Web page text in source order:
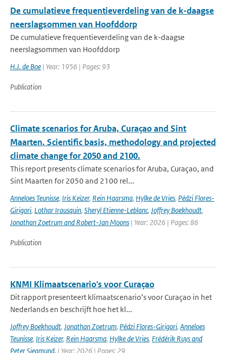
De cumulatieve frequentieverdeling van de k-daagse
neerslagsommen van Hoofddorp
De cumulatieve frequentieverdeling van de k-daagse
neerslagsommen van Hoofddorp
H.J. de Boe | Year: 1956 | Pages: 93
Publication
Climate scenarios for Aruba, Curaçao and Sint
Maarten. Scientific basis, methodology and projected
climate change for 2050 and 2100.
This report presents climate scenarios for Aruba, Curaçao, and
Sint Maarten for 2050 and 2100 rel...
Anneloes Teunisse, Iris Keizer, Rein Haarsma, Hylke de Vries, Pédzi Flores-
Girigori, Lothar Irausquin, Sheryl Etienne-Leblanc, Joffrey Boekhoudt,
Jonathan Zoetrum and Robert-Jan Moons | Year: 2026 | Pages: 86
Publication
KNMI Klimaatscenario's voor Curaçao
Dit rapport presenteert klimaatscenario’s voor Curaçao in het
Nederlands en beschrijft hoe het kl...
Joffrey Boekhoudt, Jonathan Zoetrum, Pédzi Flores-Girigori, Anneloes
Teunisse, Iris Keizer, Rein Haarsma, Hylke de Vries, Frédérik Ruys and
Peter Siegmund. | Year: 2026 | Pages: 29